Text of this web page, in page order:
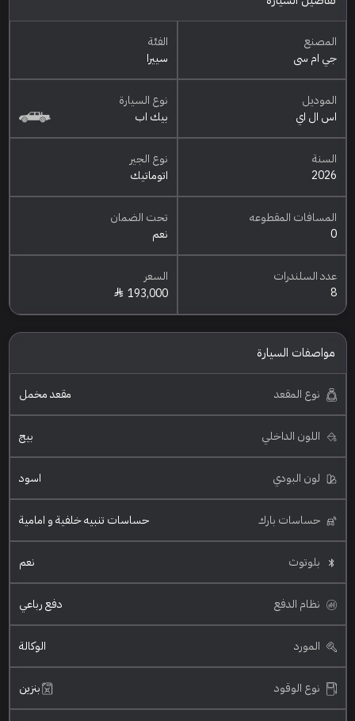
المصنع
جي ام سي
الفئة
سييرا
الموديل
اس ال اي
نوع السيارة
بيك اب
السنة
2026
نوع الجير
اتوماتيك
المسافات المقطوعه
0
تحت الضمان
نعم
عدد السلندرات
8
السعر
193,000
مواصفات السيارة
نوع المقعد مقعد مخمل
اللون الداخلي بيج
لون البودي اسود
حساسات بارك حساسات تنبيه خلفية و امامية
بلوتوث نعم
نظام الدفع دفع رباعي
المورد الوكالة
نوع الوقود بنزين